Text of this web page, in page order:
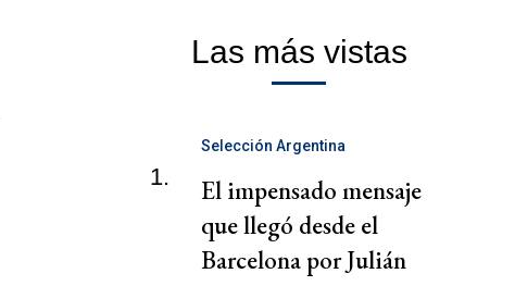
Las más vistas
1.
Selección Argentina
El impensado mensaje
que llegó desde el
Barcelona por Julián